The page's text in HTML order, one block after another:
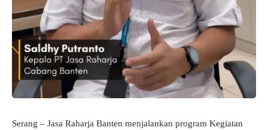
Serang – Jasa Raharja Banten menjalankan program Kegiatan